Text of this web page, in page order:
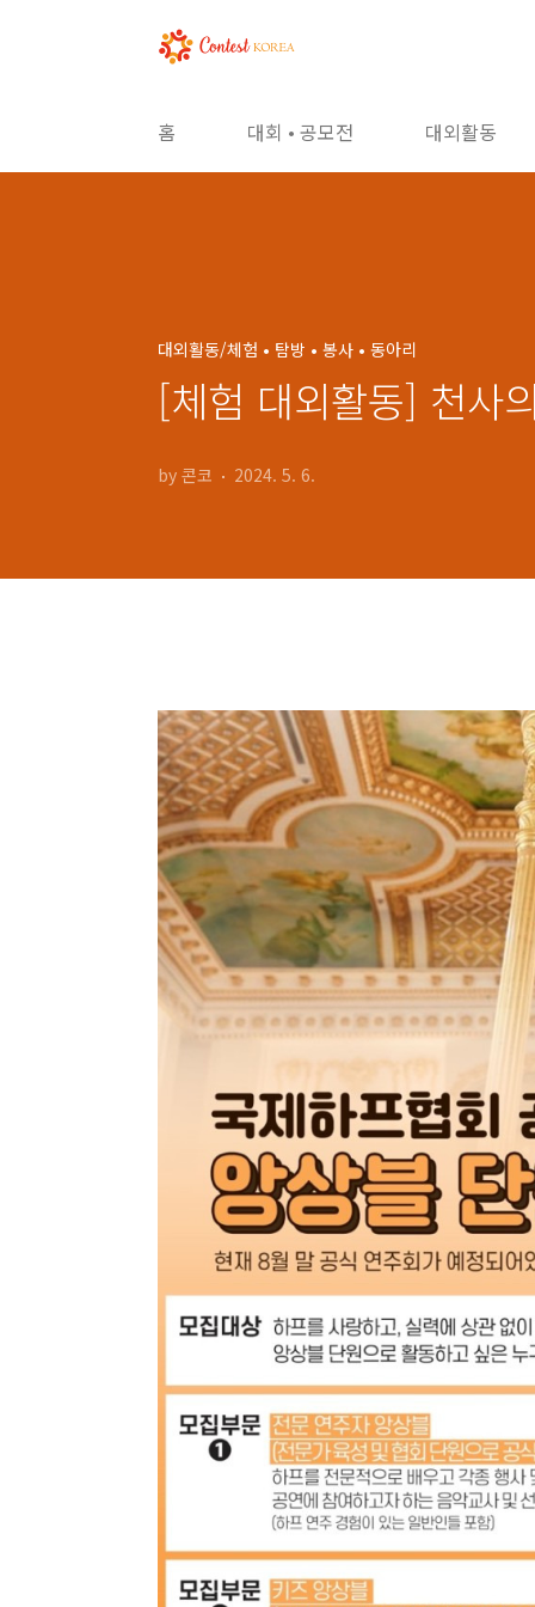
홈 대회 • 공모전 대외활동
대외활동/체험 • 탐방 • 봉사 • 동아리
[체험 대외활동] 천사
by 콘코 2024. 5. 6.